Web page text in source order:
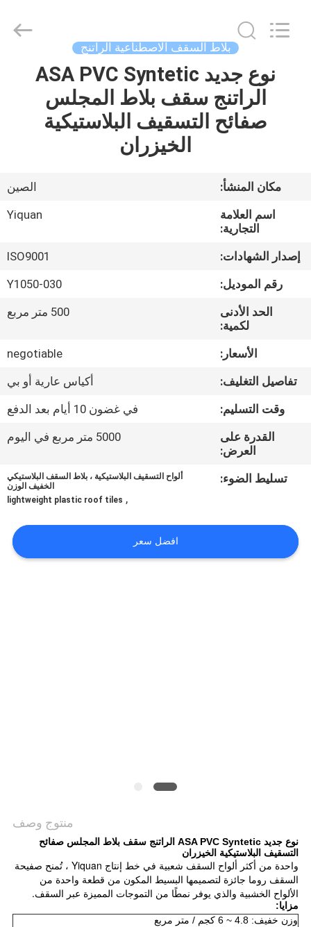
الصفحة
الرئيسية
معلومات
جولة
المعمل
مراقبة
الجودة
اتصل
BLOG
اطلب
اقتباس
Building
Material
بلاط السقف الاصطناعية الراتنج
نوع جديد ASA PVC Syntetic
الراتنج سقف بلاط المجلس
صفائح التسقيف البلاستيكية
الخيزران
مكان المنشأ:
الصين
اسم العلامة
التجارية:
Yiquan
إصدار الشهادات:
ISO9001
رقم الموديل:
Y1050-030
الحد الأدنى
لكمية:
500 متر مربع
الأسعار:
negotiable
تفاصيل التغليف:
أكياس عارية أو بي
وقت التسليم:
في غضون 10 أيام بعد الدفع
القدرة على
العرض:
5000 متر مربع في اليوم
تسليط الضوء:
ألواح التسقيف البلاستيكية ، بلاط السقف البلاستيكي
الخفيف الوزن
,
lightweight plastic roof tiles
افضل سعر
منتوج وصف
نوع جديد ASA PVC Syntetic الراتنج سقف بلاط المجلس صفائح
التسقيف البلاستيكية الخيزران
واحدة من أكثر ألواح السقف شعبية في خط إنتاج Yiquan ، تُمنح صفيحة
السقف روما جائزة لتصميمها البسيط المكون من قطعة واحدة من
الألواح الخشبية والذي يوفر نمطًا من التموجات المميزة عبر السقف.
مزايا:
وزن خفيف: 4.8 ~ 6 كجم / متر مربع